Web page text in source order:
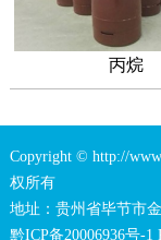
丙烷
Copyright © http://
权所有
地址：贵州省毕节市
黔ICP备20006936号-1